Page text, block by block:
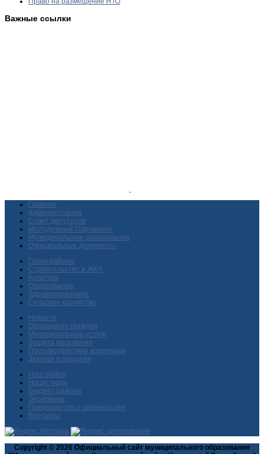
Важные ссылки
Главная
Администрация
Совет депутатов
Молодежный Парламент
Муниципальные образования
Официальные документы
Глава района
Строительство и ЖКХ
Культура
Образование
Здравоохранение
Сельское хозяйство
Новости
Обращения граждан
Муниципальные услуги
Защита населения
Противодействие коррупции
Закупки и продажи
Наш район
Наши люди
Бюджет района
Экономика
Предприятия и организации
Контакты
Copyright © 2026 Официальный сайт муниципального образования